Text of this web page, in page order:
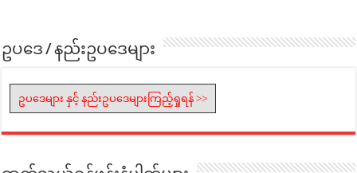
ဥပဒေ / နည်းဥပဒေများ
ဥပဒေများ နှင့် နည်းဥပဒေများကြည့်ရှုရန် >>